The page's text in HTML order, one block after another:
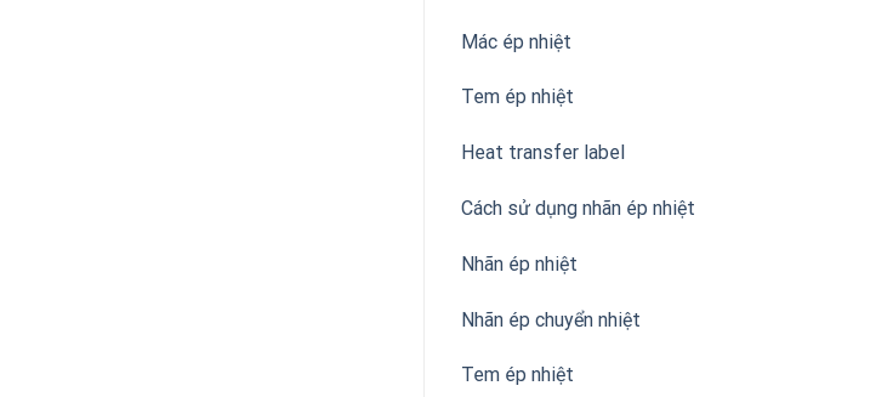
Mác ép nhiệt
Tem ép nhiệt
Heat transfer label
Cách sử dụng nhãn ép nhiệt
Nhãn ép nhiệt
Nhãn ép chuyển nhiệt
Tem ép nhiệt